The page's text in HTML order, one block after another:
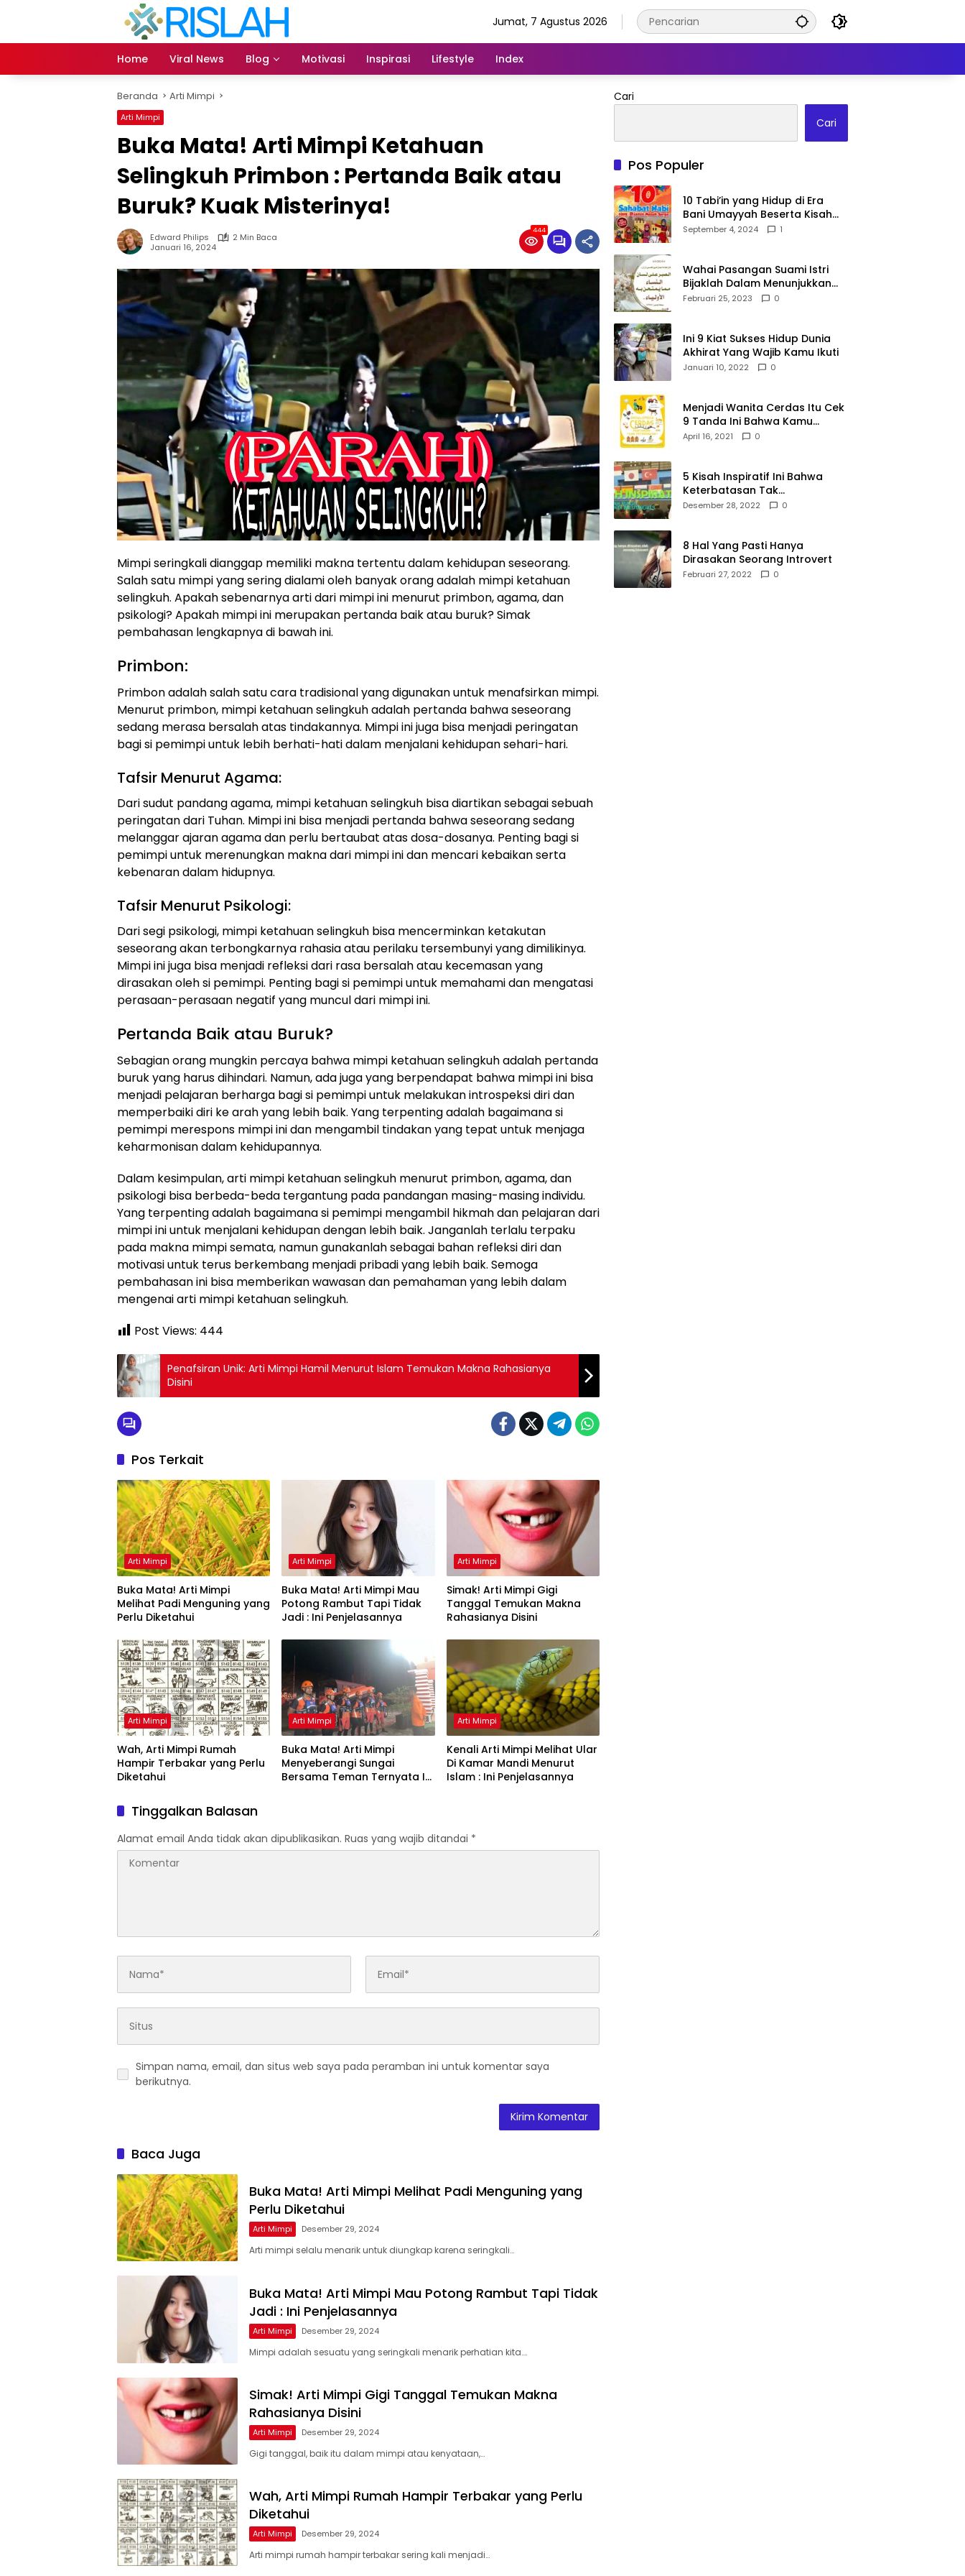
Jumat, 7 Agustus 2026
Home Viral News Blog Motivasi Inspirasi Lifestyle Index
Beranda Arti Mimpi
Arti Mimpi
Buka Mata! Arti Mimpi Ketahuan
Selingkuh Primbon : Pertanda Baik atau
Buruk? Kuak Misterinya!
Edward Philips
2 Min Baca
Januari 16, 2024
444
Mimpi seringkali dianggap memiliki makna tertentu dalam kehidupan seseorang.
Salah satu mimpi yang sering dialami oleh banyak orang adalah mimpi ketahuan
selingkuh. Apakah sebenarnya arti dari mimpi ini menurut primbon, agama, dan
psikologi? Apakah mimpi ini merupakan pertanda baik atau buruk? Simak
pembahasan lengkapnya di bawah ini.
Primbon:
Primbon adalah salah satu cara tradisional yang digunakan untuk menafsirkan mimpi.
Menurut primbon, mimpi ketahuan selingkuh adalah pertanda bahwa seseorang
sedang merasa bersalah atas tindakannya. Mimpi ini juga bisa menjadi peringatan
bagi si pemimpi untuk lebih berhati-hati dalam menjalani kehidupan sehari-hari.
Tafsir Menurut Agama:
Dari sudut pandang agama, mimpi ketahuan selingkuh bisa diartikan sebagai sebuah
peringatan dari Tuhan. Mimpi ini bisa menjadi pertanda bahwa seseorang sedang
melanggar ajaran agama dan perlu bertaubat atas dosa-dosanya. Penting bagi si
pemimpi untuk merenungkan makna dari mimpi ini dan mencari kebaikan serta
kebenaran dalam hidupnya.
Tafsir Menurut Psikologi:
Dari segi psikologi, mimpi ketahuan selingkuh bisa mencerminkan ketakutan
seseorang akan terbongkarnya rahasia atau perilaku tersembunyi yang dimilikinya.
Mimpi ini juga bisa menjadi refleksi dari rasa bersalah atau kecemasan yang
dirasakan oleh si pemimpi. Penting bagi si pemimpi untuk memahami dan mengatasi
perasaan-perasaan negatif yang muncul dari mimpi ini.
Pertanda Baik atau Buruk?
Sebagian orang mungkin percaya bahwa mimpi ketahuan selingkuh adalah pertanda
buruk yang harus dihindari. Namun, ada juga yang berpendapat bahwa mimpi ini bisa
menjadi pelajaran berharga bagi si pemimpi untuk melakukan introspeksi diri dan
memperbaiki diri ke arah yang lebih baik. Yang terpenting adalah bagaimana si
pemimpi merespons mimpi ini dan mengambil tindakan yang tepat untuk menjaga
keharmonisan dalam kehidupannya.
Dalam kesimpulan, arti mimpi ketahuan selingkuh menurut primbon, agama, dan
psikologi bisa berbeda-beda tergantung pada pandangan masing-masing individu.
Yang terpenting adalah bagaimana si pemimpi mengambil hikmah dan pelajaran dari
mimpi ini untuk menjalani kehidupan dengan lebih baik. Janganlah terlalu terpaku
pada makna mimpi semata, namun gunakanlah sebagai bahan refleksi diri dan
motivasi untuk terus berkembang menjadi pribadi yang lebih baik. Semoga
pembahasan ini bisa memberikan wawasan dan pemahaman yang lebih dalam
mengenai arti mimpi ketahuan selingkuh.
Post Views: 444
Penafsiran Unik: Arti Mimpi Hamil Menurut Islam Temukan Makna Rahasianya
Disini
Pos Terkait
Arti Mimpi
Buka Mata! Arti Mimpi
Melihat Padi Menguning yang
Perlu Diketahui
Arti Mimpi
Buka Mata! Arti Mimpi Mau
Potong Rambut Tapi Tidak
Jadi : Ini Penjelasannya
Arti Mimpi
Simak! Arti Mimpi Gigi
Tanggal Temukan Makna
Rahasianya Disini
Arti Mimpi
Wah, Arti Mimpi Rumah
Hampir Terbakar yang Perlu
Diketahui
Arti Mimpi
Buka Mata! Arti Mimpi
Menyeberangi Sungai
Bersama Teman Ternyata Ini
Arti Mimpi
Kenali Arti Mimpi Melihat Ular
Di Kamar Mandi Menurut
Islam : Ini Penjelasannya
Tinggalkan Balasan
Alamat email Anda tidak akan dipublikasikan. Ruas yang wajib ditandai *
Simpan nama, email, dan situs web saya pada peramban ini untuk komentar saya
berikutnya.
Baca Juga
Buka Mata! Arti Mimpi Melihat Padi Menguning yang
Perlu Diketahui
Arti Mimpi Desember 29, 2024
Arti mimpi selalu menarik untuk diungkap karena seringkali…
Buka Mata! Arti Mimpi Mau Potong Rambut Tapi Tidak
Jadi : Ini Penjelasannya
Arti Mimpi Desember 29, 2024
Mimpi adalah sesuatu yang seringkali menarik perhatian kita….
Simak! Arti Mimpi Gigi Tanggal Temukan Makna
Rahasianya Disini
Arti Mimpi Desember 29, 2024
Gigi tanggal, baik itu dalam mimpi atau kenyataan,…
Wah, Arti Mimpi Rumah Hampir Terbakar yang Perlu
Diketahui
Arti Mimpi Desember 29, 2024
Arti mimpi rumah hampir terbakar sering kali menjadi…
Cari
Cari
Pos Populer
10 Tabi’in yang Hidup di Era
Bani Umayyah Beserta Kisah
Teladan Mereka!
September 4, 2024 1
Wahai Pasangan Suami Istri
Bijaklah Dalam Menunjukkan
Kebahagiaanmu Di Publik
Februari 25, 2023 0
Ini 9 Kiat Sukses Hidup Dunia
Akhirat Yang Wajib Kamu Ikuti
Januari 10, 2022 0
Menjadi Wanita Cerdas Itu Cek
9 Tanda Ini Bahwa Kamu
Memang Wanita Cerdas
April 16, 2021 0
5 Kisah Inspiratif Ini Bahwa
Keterbatasan Tak
Menghalangi Segalanya
Desember 28, 2022 0
8 Hal Yang Pasti Hanya
Dirasakan Seorang Introvert
Februari 27, 2022 0